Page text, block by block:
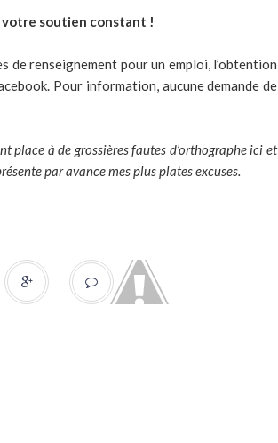
votre soutien constant !
de renseignement pour un emploi, l’obtention
Pour information, aucune demande de
place à de grossières fautes d’orthographe ici et
par avance mes plus plates excuses.